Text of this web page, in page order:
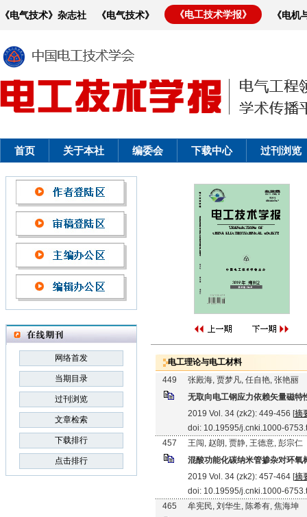
《电气技术》杂志社 《电气技术》 《电工技术学报》 《电
首页 关于本社 编委会 下载中心 过刊浏览
网络首发
当期目录
过刊浏览
文章检索
下载排行
点击排行
电工理论与电工材料
449
张殿海, 贾梦凡, 任自艳, 张艳丽
无取向电工钢应力依赖矢量磁特
2019 Vol. 34 (zk2): 449-456 [摘
doi: 10.19595/j.cnki.1000-
457
王闯, 赵朗, 贾静, 王德意, 彭宗仁
混酸功能化碳纳米管掺杂对环氧
2019 Vol. 34 (zk2): 457-464 [摘
doi: 10.19595/j.cnki.1000-
465
牟宪民, 刘华生, 陈希有, 焦海坤